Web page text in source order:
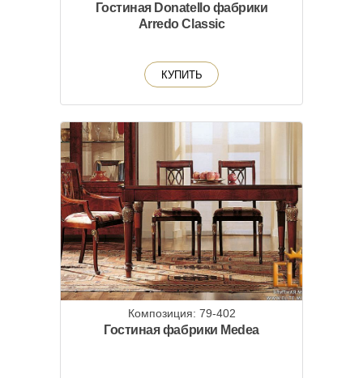
Гостиная Donatello фабрики
Arredo Classic
КУПИТЬ
Композиция: 79-402
Гостиная фабрики Medea